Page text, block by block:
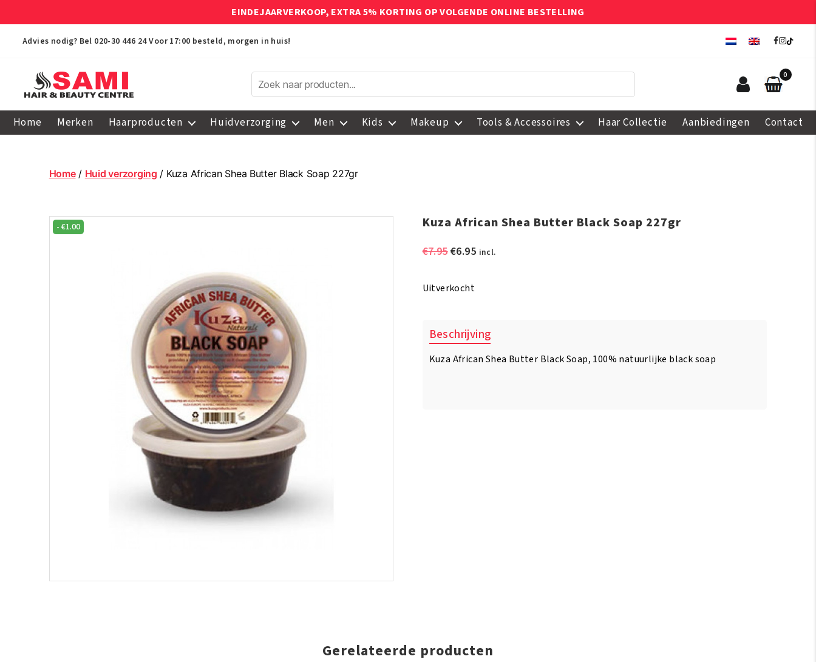
EINDEJAARVERKOOP, EXTRA 5% KORTING OP VOLGENDE ONLINE BESTELLING
Advies nodig? Bel 020-30 446 24 Voor 17:00 besteld, morgen in huis!
Hair
Centre
0
Home Merken Haarproducten Huidverzorging Men Kids Makeup Tools & Accessoires Haar Collectie Aanbiedingen Contact
Home/ Huid verzorging / Kuza African Shea Butter Black Soap 227gr
- €1.00 Kuza African Shea Butter Black Soap 227gr
€7.95Oorspronkelijke
€7.95.
€6.95Huidige
incl.
Uitverkocht
Beschrijving
Kuza African Shea Butter Black Soap, 100% natuurlijke black soap
Gerelateerde producten